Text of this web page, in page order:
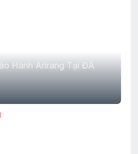
Hành Arirang Tại ĐÀ